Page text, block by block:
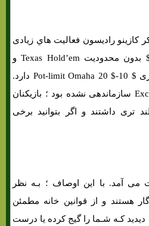
کازینو رادیسون فعالیت هاي‌ زیادی
با بازیهای $ 1 $ 2 و $ 5 $ بدون محدودیت Texas Hold’em و
همچنین دیوانه کننده ترین بازی $ 10-$ 20 Pot-limit Omaha دارد.
در حالی کـه بـه اندازه Excelsior سازماندهی نشده بود ؛ بازیکنان
تری داشتند و اگر بتوانید برخی
می آمد. با این اوصاف ؛ بـه نظر
هستند و از قوانین خانه مطمئن
دیدید کـه شـما را گیج کرده یا درست